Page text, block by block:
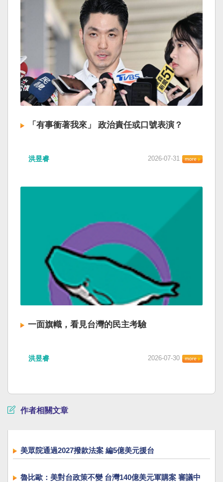
「有事衝著我來」 政治責任或口號表演？
洪昱睿 2026-07-31
一面旗幟，看見台灣的民主考驗
洪昱睿 2026-07-30
作者相關文章
美眾院通過2027撥款法案 編5億美元援台
魯比歐：美對台政策不變 台灣140億美元軍購案 審議中